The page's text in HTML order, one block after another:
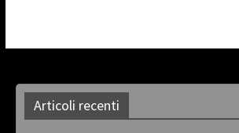
Articoli recenti